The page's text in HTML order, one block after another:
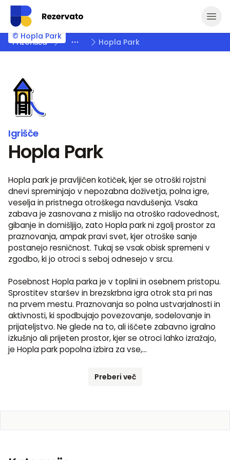
Prizorišča Hopla Park
© Hopla Park
Igrišče
Hopla Park
Hopla park je pravljičen kotiček, kjer se otroški rojstni
dnevi spreminjajo v nepozabna doživetja, polna igre,
veselja in pristnega otroškega navdušenja. Vsaka
zabava je zasnovana z mislijo na otroško radovednost,
gibanje in domišljijo, zato Hopla park ni zgolj prostor za
praznovanja, ampak pravi svet, kjer otroške sanje
postanejo resničnost. Tukaj se vsak obisk spremeni v
zgodbo, ki jo otroci s seboj odnesejo v srcu.
Posebnost Hopla parka je v toplini in osebnem pristopu.
Sprostitev staršev in brezskrbna igra otrok sta pri nas
na prvem mestu. Praznovanja so polna ustvarjalnosti in
aktivnosti, ki spodbujajo povezovanje, sodelovanje in
prijateljstvo. Ne glede na to, ali iščete zabavno igralno
izkušnjo ali prijeten prostor, kjer se otroci lahko izražajo,
je Hopla park popolna izbira za vse,...
Preberi več
Kontaktiraj ponudnika
Registriraj se